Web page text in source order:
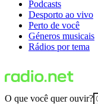
Podcasts
Desporto ao vivo
Perto de você
Géneros musicais
Rádios por tema
O que você quer ouvir?